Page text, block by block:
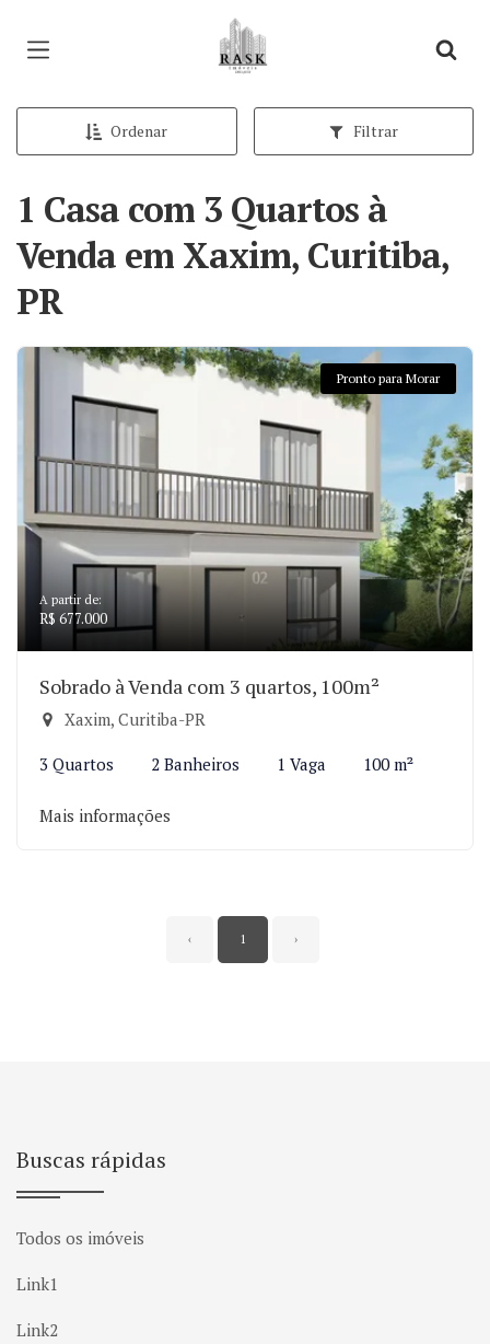
Página inicial
Ordenar Filtrar
1 Casa com 3 Quartos à
Venda em Xaxim, Curitiba,
PR
Pronto para Morar
A partir de:
R$ 677.000
Sobrado à Venda com 3 quartos, 100m²
Xaxim, Curitiba-PR
3 Quartos 2 Banheiros 1 Vaga 100 m²
Mais informações
‹ 1 ›
Buscas rápidas
Todos os imóveis
Link1
Link2